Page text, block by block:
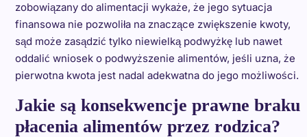
zobowiązany do alimentacji wykaże, że jego sytuacja
finansowa nie pozwoliła na znaczące zwiększenie kwoty,
sąd może zasądzić tylko niewielką podwyżkę lub nawet
oddalić wniosek o podwyższenie alimentów, jeśli uzna, że
pierwotna kwota jest nadal adekwatna do jego możliwości.
Jakie są konsekwencje prawne braku
płacenia alimentów przez rodzica?